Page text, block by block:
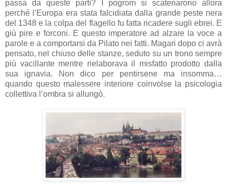
passa da queste parti? I pogrom si scatenarono allora
perché l’Europa era stata falcidiata dalla grande peste nera
del 1348 e la colpa del flagello fu fatta ricadere sugli ebrei. E
giù pire e forconi. E questo imperatore ad alzare la voce a
parole e a comportarsi da Pilato nei fatti. Magari dopo ci avrà
pensato, nel chiuso delle stanze, seduto su un trono sempre
più vacillante mentre rielaborava il misfatto prodotto dalla
sua ignavia. Non dico per pentirsene ma insomma…
quando questo malessere interiore coinvolse la psicologia
collettiva l’ombra si allungò.